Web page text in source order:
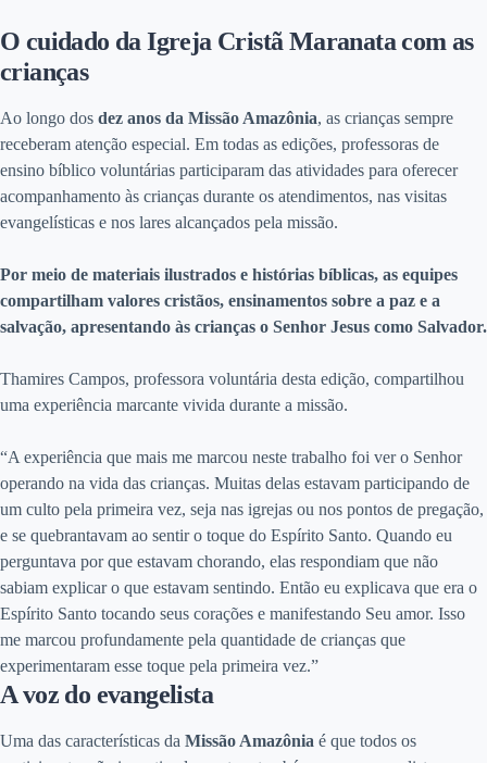
O cuidado da Igreja Cristã Maranata com as
crianças
Ao longo dos dez anos da Missão Amazônia, as crianças sempre
receberam atenção especial. Em todas as edições, professoras de
ensino bíblico voluntárias participaram das atividades para oferecer
acompanhamento às crianças durante os atendimentos, nas visitas
evangelísticas e nos lares alcançados pela missão.
Por meio de materiais ilustrados e histórias bíblicas, as equipes
compartilham valores cristãos, ensinamentos sobre a paz e a
salvação, apresentando às crianças o Senhor Jesus como Salvador.
Thamires Campos, professora voluntária desta edição, compartilhou
uma experiência marcante vivida durante a missão.
“A experiência que mais me marcou neste trabalho foi ver o Senhor
operando na vida das crianças. Muitas delas estavam participando de
um culto pela primeira vez, seja nas igrejas ou nos pontos de pregação,
e se quebrantavam ao sentir o toque do Espírito Santo. Quando eu
perguntava por que estavam chorando, elas respondiam que não
sabiam explicar o que estavam sentindo. Então eu explicava que era o
Espírito Santo tocando seus corações e manifestando Seu amor. Isso
me marcou profundamente pela quantidade de crianças que
experimentaram esse toque pela primeira vez.”
A voz do evangelista
Uma das características da Missão Amazônia é que todos os